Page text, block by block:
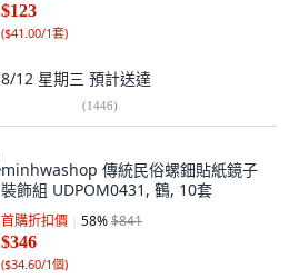
$123
($41.00/1套)
8/12 星期三 預計送達
(1446)
minhwashop 傳統民俗螺鈿貼紙鏡子
裝飾組 UDPOM0431, 鶴, 10套
首購折扣價 58%$841
$346
($34.60/1個)